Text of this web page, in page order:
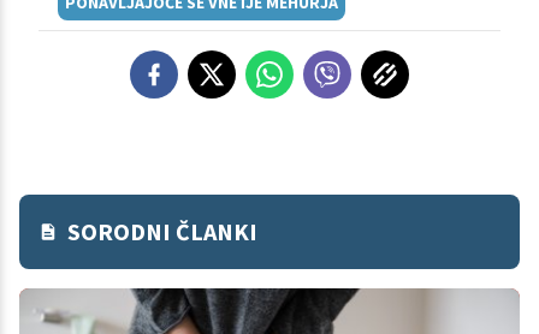
SORODNI ČLANKI